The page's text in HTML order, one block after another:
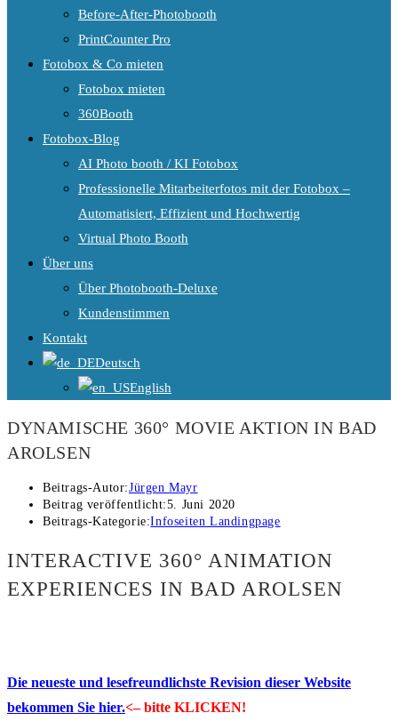
Before-After-Photobooth
PrintCounter Pro
Fotobox & Co mieten
Fotobox mieten
360Booth
Fotobox-Blog
AI Photo booth / KI Fotobox
Professionelle Mitarbeiterfotos mit der Fotobox –
Automatisiert, Effizient und Hochwertig
Virtual Photo Booth
Über uns
Über Photobooth-Deluxe
Kundenstimmen
Kontakt
Deutsch
English
DYNAMISCHE 360° MOVIE AKTION IN BAD
AROLSEN
Beitrags-Autor:Jürgen Mayr
Beitrag veröffentlicht:5. Juni 2020
Beitrags-Kategorie:Infoseiten Landingpage
INTERACTIVE 360° ANIMATION
EXPERIENCES IN BAD AROLSEN
Die neueste und lesefreundlichste Revision dieser Website
bekommen Sie hier.<– bitte KLICKEN!